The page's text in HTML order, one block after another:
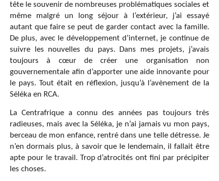
tête le souvenir de nombreuses problématiques sociales et
même malgré un long séjour à l’extérieur, j’ai essayé
autant que faire se peut de garder contact avec la famille.
De plus, avec le développement d’internet, je continue de
suivre les nouvelles du pays. Dans mes projets, j’avais
toujours à cœur de créer une organisation non
gouvernementale afin d’apporter une aide innovante pour
le pays. Tout était en réflexion, jusqu’à l’avènement de la
Séléka en RCA.
La Centrafrique a connu des années pas toujours très
radieuses, mais avec la Séléka, je n’ai jamais vu mon pays,
berceau de mon enfance, rentré dans une telle détresse. Je
n’en dormais plus, à savoir que le lendemain, il fallait être
apte pour le travail. Trop d’atrocités ont fini par précipiter
les choses.